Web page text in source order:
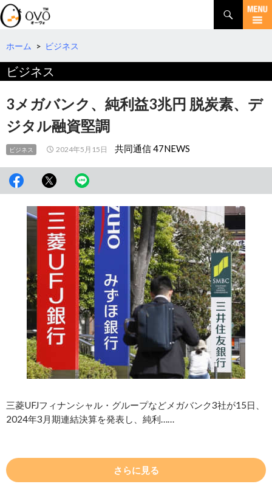
検
索
コ
テ
へ
動
ホーム > ビジネス
ビジネス
3メガバンク、純利益3兆円 脱炭素、デ
ジタル融資堅調
ビジネス 2024年5月15日 共同通信 47NEWS
三菱UFJフィナンシャル・グループなどメガバンク3社が15日、
2024年3月期連結決算を発表し、純利……
さらに見る